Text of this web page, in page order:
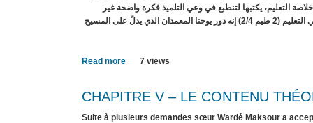
التعليم، يكتبها لتنطبع في وعي التلميذ فكرة واضحة غير
مزعزعة، وهذا ما يقوله القديس بولس لتلميذه طيموطاوس في دور المعلّم :"عظ بصبر جميل ورغبة في التعليم (2 طيم 2/4) إنه دور يوحنا المعمدان الذي يدلّ على المسيح
Read more about
التربية
المسيحية:
7 views
CHAPITRE V – LE CONTENU
Suite à plusieurs demandes sœur Wardé Maksour a